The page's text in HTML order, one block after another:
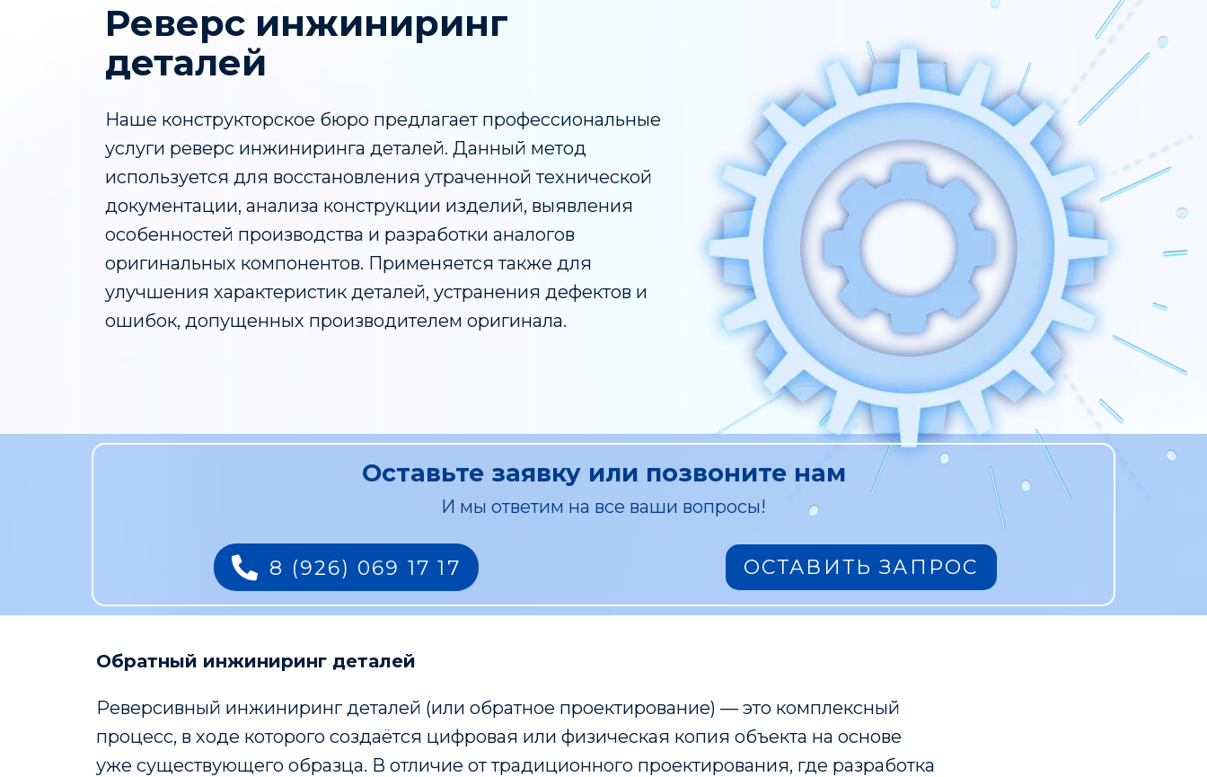
Реверс инжиниринг
деталей
Наше конструкторское бюро предлагает профессиональные
услуги реверс инжиниринга деталей. Данный метод
используется для восстановления утраченной технической
документации, анализа конструкции изделий, выявления
особенностей производства и разработки аналогов
оригинальных компонентов. Применяется также для
улучшения характеристик деталей, устранения дефектов и
ошибок, допущенных производителем оригинала.
Оставьте заявку или позвоните нам
И мы ответим на все ваши вопросы!
8 (926) 069 17 17 ОСТАВИТЬ ЗАПРОС
Обратный инжиниринг деталей
Реверсивный инжиниринг деталей (или обратное проектирование) — это комплексный
процесс, в ходе которого создаётся цифровая или физическая копия объекта на основе
уже существующего образца. В отличие от традиционного проектирования, где разработка